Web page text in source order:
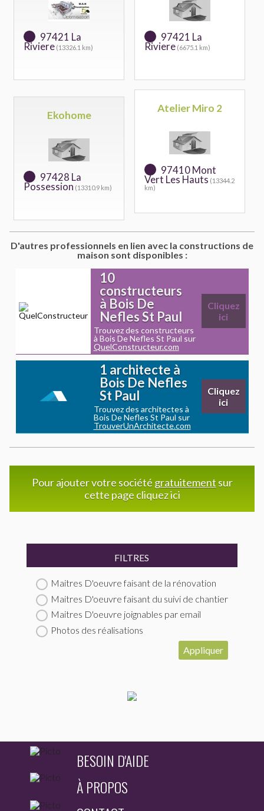
97421 La
Riviere (13326.1 km)
97421 La
Riviere (6675.1 km)
Ekohome
97428 La
Possession (13310.9 km)
Atelier Miro 2
97410 Mont
Vert Les Hauts (13344.2
km)
D'autres professionnels en lien avec la constructions de
maison sont disponibles :
10
constructeurs
à Bois De
Nefles St Paul
Trouvez des constructeurs
à Bois De Nefles St Paul sur
QuelConstructeur.com
Cliquez
ici
1 architecte à
Bois De Nefles
St Paul
Trouvez des architectes à
Bois De Nefles St Paul sur
TrouverUnArchitecte.com
Cliquez
ici
Pour ajouter votre société gratuitement sur
cette page cliquez ici
FILTRES
Maitres D'oeuvre faisant de la rénovation
Maitres D'oeuvre faisant du suivi de chantier
Maitres D'oeuvre joignables par email
Photos des réalisations
Appliquer
BESOIN D'AIDE
À PROPOS